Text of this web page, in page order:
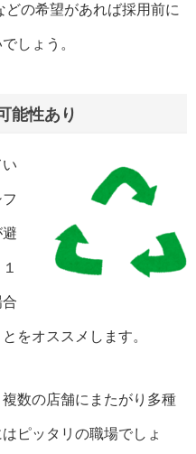
どの希望があれば採用前に
しょう。
能性あり
をオススメします。
数の店舗にまたがり多種
ピッタリの職場でしょ